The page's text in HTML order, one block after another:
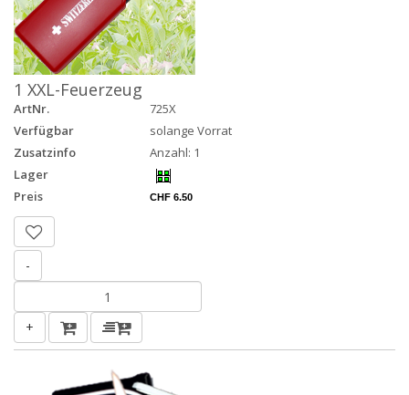
1 XXL-Feuerzeug
ArtNr.
725X
Verfügbar
solange Vorrat
Zusatzinfo
Anzahl: 1
Lager
Preis
CHF 6.50
-
+